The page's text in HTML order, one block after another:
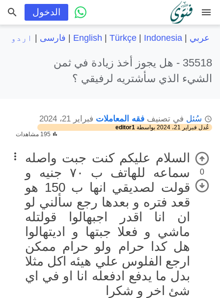
menu الدخول
عربي |
English Türkçe| Indonesia فارسی اردو
35518 -
هل يجوز أخذ زيادة في ثمن
الشيء الذي سأشتريه لرفيقي ؟
سُئل في تصنيف فقه المعاملات فبراير 21، 2024
عُدل فبراير 21، 2024 بواسطة editor1
195 مشاهدات
0
السلام عليكم كنت جبت واصله
سماعه للهاتف ب ٧٠ جنيه و
قولت لصديقي انها ب 150 هو
قعد فتره و بعدها رجع سألني لو
ان انا اقدر اجبهالوا قولتله
ماشي و فعلا جبتها و اديتهالوا
هل كدا حرام ولو حرام ممكن
ارجع الفلوس علي هيئه اكل مثلا
بدل ما يدفع ادفعله انا او في اي
شئ اخر و شكرا